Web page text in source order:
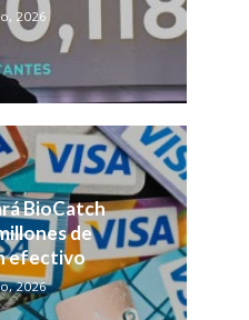
2026
BioCatch
de
efectivo
2026